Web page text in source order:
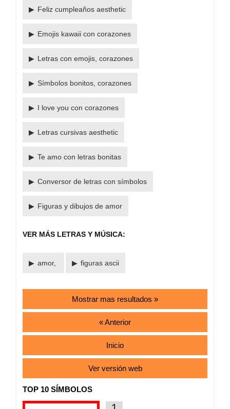
Feliz cumpleaños aesthetic
Emojis kawaii con corazones
Letras con emojis, corazones
Símbolos bonitos, corazones
I love you con corazones
Letras cursivas aesthetic
Te amo con letras bonitas
Conversor de letras con símbolos
Figuras y dibujos de amor
VER MÁS LETRAS Y MÚSICA:
amor, figuras ascii
Mostrar mas resultados »
« Anterior
Inicio
Ver versión web
TOP 10 SÍMBOLOS